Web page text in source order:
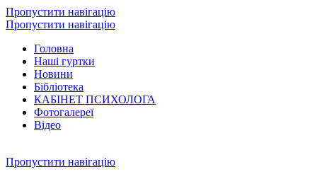
Пропустити навігацію
Пропустити навігацію
Головна
Наші гуртки
Новини
Бібліотека
КАБІНЕТ ПСИХОЛОГА
Фотогалереї
Відео
Пропустити навігацію